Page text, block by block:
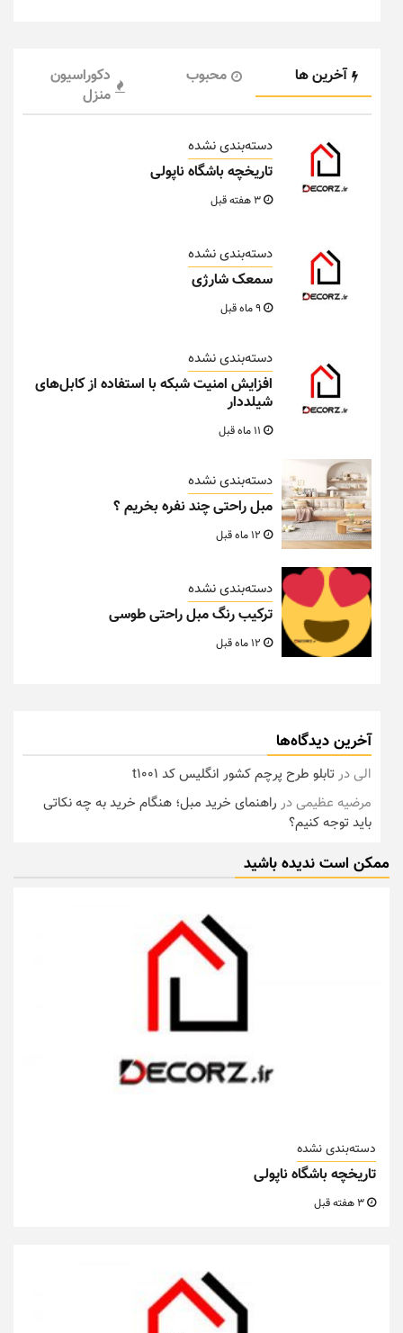
آخرین ها محبوب
دکوراسیون
منزل
دسته‌بندی نشده
تاریخچه باشگاه ناپولی
دسته‌بندی نشده
سمعک شارژی
دسته‌بندی نشده
افزایش امنیت شبکه با استفاده از کابل‌های
شیلددار
دسته‌بندی نشده
مبل راحتی چند نفره بخریم ؟
دسته‌بندی نشده
ترکیب رنگ مبل راحتی طوسی
آخرین دیدگاه‌ها
الیدرتابلو طرح پرچم کشور انگلیس کد t1001
مرضیه عظیمیدر راهنمای خرید مبل؛ هنگام خرید به چه نکاتی
باید توجه کنیم؟
ممکن است ندیده باشید
دسته‌بندی نشده
تاریخچه باشگاه ناپولی